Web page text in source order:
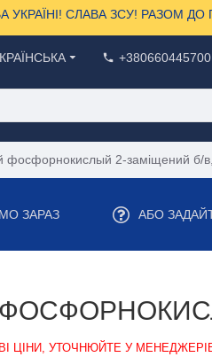
УКРАЇНІ! СЛАВА ЗСУ! РАЗОМ
+380660445700
фосфорнокислый 2-заміщений б/
ЗАРАЗ АБО
ЦІНИ, УТОЧНЮЙТЕ У